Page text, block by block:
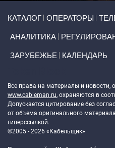
КАТАЛОГ ОПЕРАТОРЫ
АНАЛИТИКА
ЗАРУБЕЖЬЕ КАЛЕНДАРЬ
Все права на материалы и новости,
www.cableman.ru, охраняются в
Допускается цитирование без
от объема оригинального
гиперссылкой.
©2005 - 2026 «Кабельщик»